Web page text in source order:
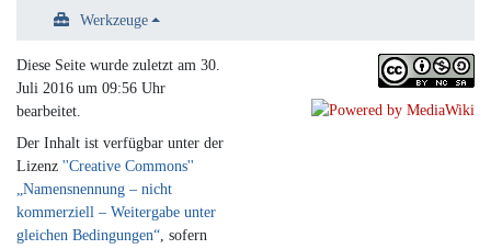
Werkzeuge
Diese Seite wurde zuletzt am 30.
Juli 2016 um 09:56 Uhr
bearbeitet.
Der Inhalt ist verfügbar unter der
Lizenz ''Creative Commons''
„Namensnennung – nicht
kommerziell – Weitergabe unter
gleichen Bedingungen“, sofern